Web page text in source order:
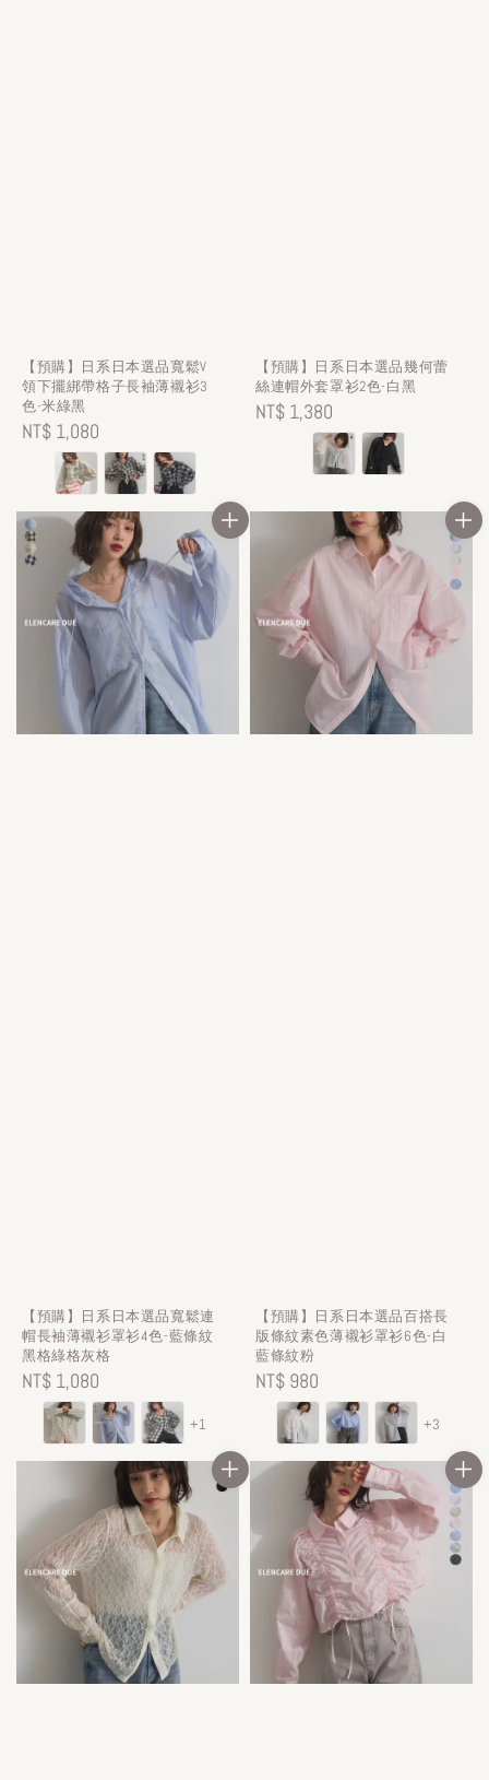
【預購】日系日本選品寬鬆V
領下擺綁帶格子長袖薄襯衫3
色-米綠黑
Regular
price
NT$ 1,080
【預購】日系日本選品幾何蕾
絲連帽外套罩衫2色-白黑
Regular
NT$ 1,380
【預購】日系日本選品寬鬆連
帽長袖薄襯衫罩衫4色-藍條紋
黑格綠格灰格
Regular
price
NT$ 1,080
+1
【預購】日系日本選品百搭長
版條紋素色薄襯衫罩衫6色-白
藍條紋粉
Regular
price
NT$ 980
+3